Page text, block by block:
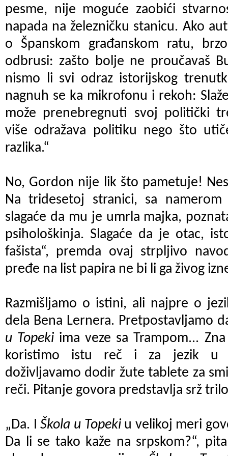
pesme, nije moguće zaobići
napada na železničku stanicu. Ako
o Španskom građanskom ratu,
odbrusi: zašto bolje ne proučavaš
nismo li svi odraz istorijskog
nagnuh se ka mikrofonu i rekoh:
može prenebregnuti svoj politički
više odražava politiku nego što
razlika.“
No, Gordon nije lik što pametuje!
Na tridesetoj stranici, sa namerom
slagaće da mu je umrla majka,
psihološkinja. Slagaće da je otac,
fašista“, premda ovaj strpljivo
pređe na list papira ne bi li ga živog
Razmišljamo o istini, ali najpre o
dela Bena Lernera. Pretpostavljamo
u Topeki ima veze sa Trampom...
koristimo istu reč i za jezik u
doživljavamo dodir žute tablete za
reči. Pitanje govora predstavlja srž
„Da. IŠkola u Topekiu velikoj meri
Da li se tako kaže na srpskom?“,